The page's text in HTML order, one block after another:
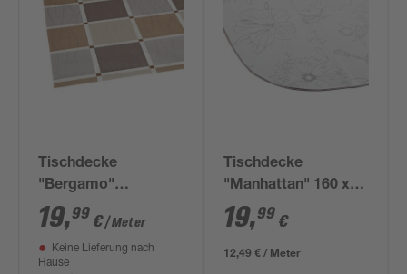
Tischdecke
"Bergamo"
nougatfarben
19,99 €/ Meter
Keine Lieferung nach
Hause
Tischdecke
"Manhattan" 160 x
130 cm hellgrau
19,99 €
12,49 € / Meter